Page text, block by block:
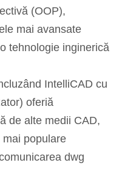
(OOP),
mai avansate
tehnologie inginerică
IntelliCAD cu
oferiă
de alte medii CAD,
populare
dwg